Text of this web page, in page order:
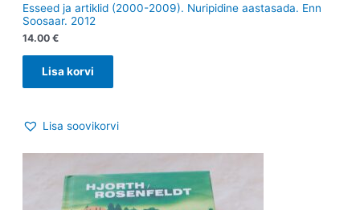
Esseed ja artiklid (2000-2009). Nuripidine aastasada. Enn
Soosaar. 2012
14.00 €
Lisa korvi
Lisa soovikorvi